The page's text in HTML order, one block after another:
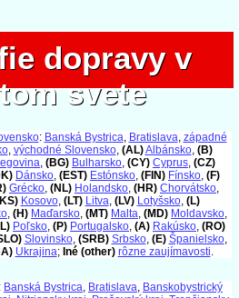
dopravy v
svete
dopravy v
svete
: Banská Bystrica, Bratislava, západné
, východné Slovensko, (AL)Albánsko, (B)
, (BG) Bulharsko, (CY) Cyprus, (CZ)
Dánsko, (EST) Estónsko, (FIN) Fínsko, (F)
Grécko, (NL) Holandsko, (HR) Chorvátsko,
Kosovo, (LT) Litva, (LV) Lotyšsko, (L)
, (H) Maďarsko, (MT) Malta, (MD) Moldavsko,
Poľsko, (P) Portugalsko, (A) Rakúsko, (RO)
Slovinsko, (SRB) Srbsko, (E) Španielsko,
Ukrajina; Iné (other) rôzne zaujímavosti.
: Banská Bystrica, Bratislava, Banskobystrický